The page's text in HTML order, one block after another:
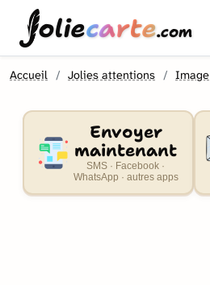
oliecarte.com
Accueil Jolies attentions Image
Envoyer
maintenant
SMS · Facebook ·
WhatsApp · autres apps